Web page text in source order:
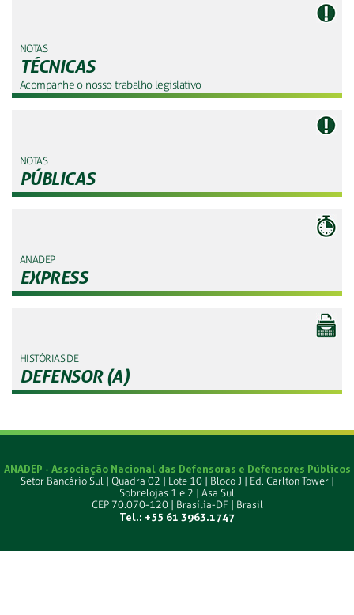
NOTAS
TÉCNICAS
Acompanhe o nosso trabalho legislativo
NOTAS
PÚBLICAS
ANADEP
EXPRESS
HISTÓRIAS DE
DEFENSOR (A)
ANADEP - Associação Nacional das Defensoras e Defensores Públicos
Setor Bancário Sul | Quadra 02 | Lote 10 | Bloco J | Ed. Carlton Tower |
Sobrelojas 1 e 2 | Asa Sul
CEP 70.070-120 | Brasília-DF | Brasil
Tel.: +55 61 3963.1747